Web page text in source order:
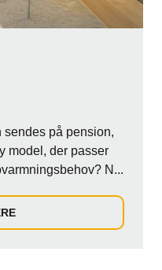
på pension,
model, der passer
N...